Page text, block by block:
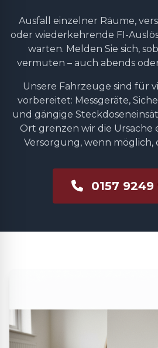
Ausfall einzelner Räume,
oder wiederkehrende FI-
warten. Melden Sie sich,
vermuten – auch abends
Unsere Fahrzeuge sind für
vorbereitet: Messgeräte,
und gängige
Ort grenzen wir die Ursache
Versorgung, wenn möglich,
0157 9249